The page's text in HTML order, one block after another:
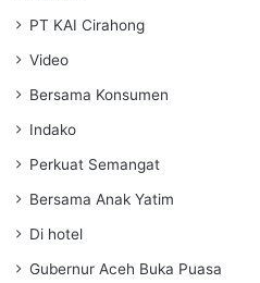
PT KAI Cirahong
Video
Bersama Konsumen
Indako
Perkuat Semangat
Bersama Anak Yatim
Di hotel
Gubernur Aceh Buka Puasa